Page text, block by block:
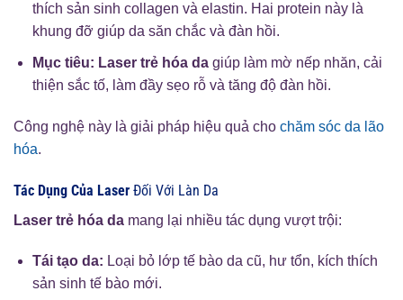
thích sản sinh collagen và elastin. Hai protein này là
khung đỡ giúp da săn chắc và đàn hồi.
Mục tiêu: Laser trẻ hóa dagiúp làm mờ nếp nhăn, cải
thiện sắc tố, làm đầy sẹo rỗ và tăng độ đàn hồi.
Công nghệ này là giải pháp hiệu quả cho chăm sóc da lão
hóa.
Tác Dụng Của Laser Đối Với Làn Da
Laser trẻ hóa da mang lại nhiều tác dụng vượt trội:
Tái tạo da: Loại bỏ lớp tế bào da cũ, hư tổn, kích thích
sản sinh tế bào mới.